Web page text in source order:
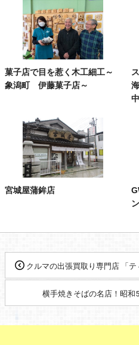
菓子店で目を惹く木工細工～
象潟町 伊藤菓子店～
宮城屋蒲鉾店
クルマの出張買取り専門店 「テ
横手焼きそばの名店！昭和